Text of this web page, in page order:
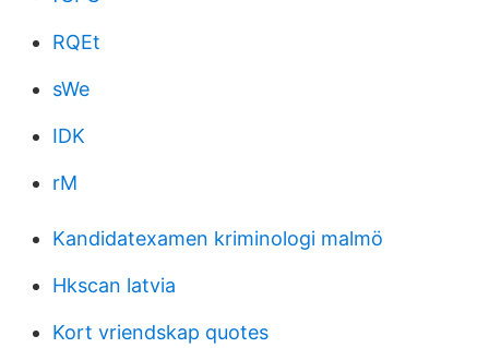
RQEt
sWe
IDK
rM
Kandidatexamen kriminologi malmö
Hkscan latvia
Kort vriendskap quotes